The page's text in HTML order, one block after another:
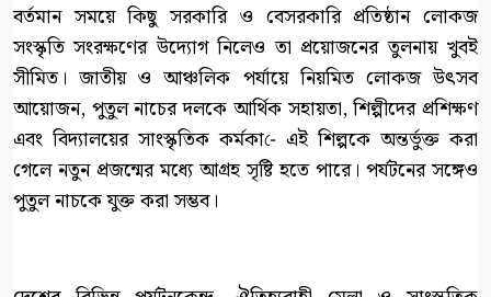
বর্তমান সময়ে কিছু সরকারি ও বেসরকারি প্রতিষ্ঠান লোকজ
সংস্কৃতি সংরক্ষণের উদ্যোগ নিলেও তা প্রয়োজনের তুলনায় খুবই
সীমিত। জাতীয় ও আঞ্চলিক পর্যায়ে নিয়মিত লোকজ উৎসব
আয়োজন, পুতুল নাচের দলকে আর্থিক সহায়তা, শিল্পীদের প্রশিক্ষণ
এবং বিদ্যালয়ের সাংস্কৃতিক কর্মকা-ে এই শিল্পকে অন্তর্ভুক্ত করা
গেলে নতুন প্রজন্মের মধ্যে আগ্রহ সৃষ্টি হতে পারে। পর্যটনের সঙ্গেও
পুতুল নাচকে যুক্ত করা সম্ভব।